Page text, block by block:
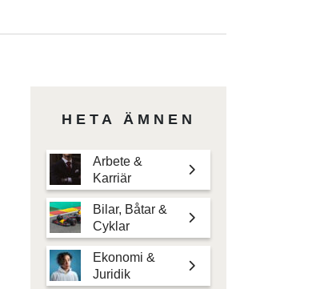
HETA ÄMNEN
Arbete &
Karriär
Bilar, Båtar &
Cyklar
Ekonomi &
Juridik